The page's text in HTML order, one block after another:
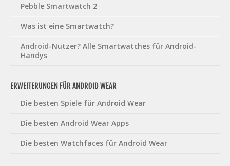
Pebble Smartwatch 2
Was ist eine Smartwatch?
Android-Nutzer? Alle Smartwatches für Android-
Handys
ERWEITERUNGEN FÜR ANDROID WEAR
Die besten Spiele für Android Wear
Die besten Android Wear Apps
Die besten Watchfaces für Android Wear